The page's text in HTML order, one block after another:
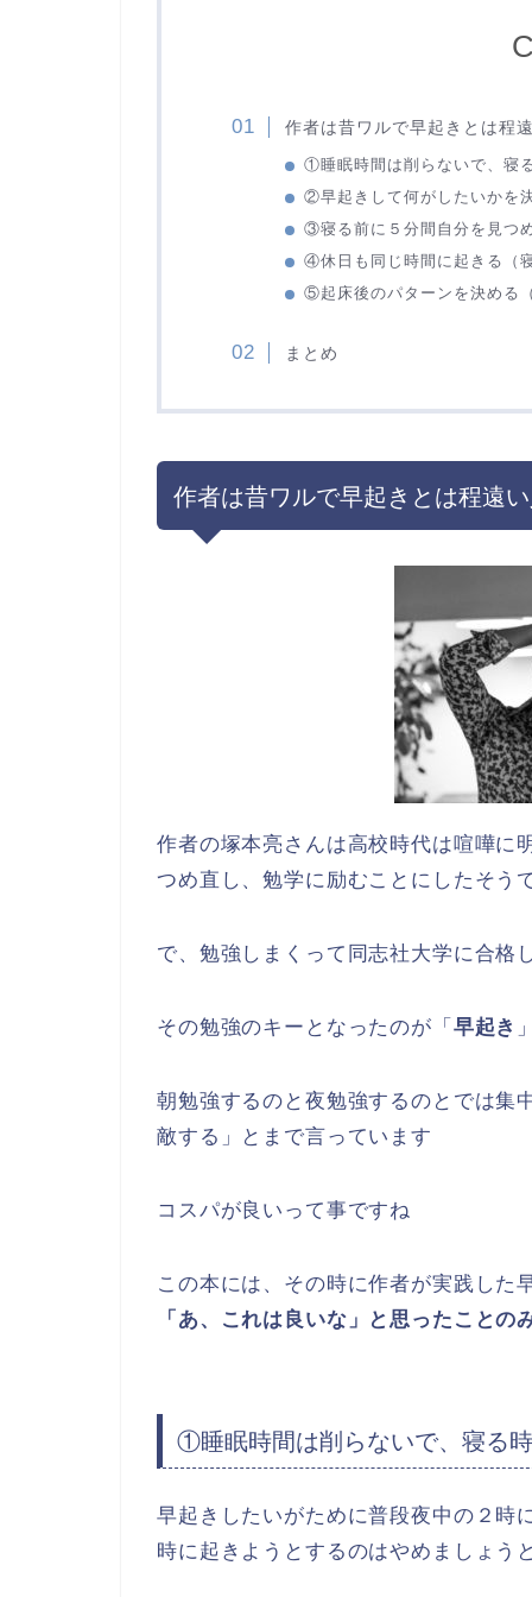
作者は昔ワルで早起きとは程
①睡眠時間は削らないで、寝
②早起きして何がしたいかを
③寝る前に５分間自分を見つ
④休日も同じ時間に起きる（
⑤起床後のパターンを決める
まとめ
作者は昔ワルで早起きとは程遠
作者の塚本亮さんは高校時代は喧嘩に
つめ直し、勉学に励むことにしたそう
で、勉強しまくって同志社大学に合格
その勉強のキーとなったのが「 早起き
朝勉強するのと夜勉強するのとでは集
敵する」とまで言っています
コスパが良いって事ですね
この本には、その時に作者が実践した
「あ、これは良いな」と思ったことの
①睡眠時間は削らないで、寝る
早起きしたいがために普段夜中の２時
時に起きようとするのはやめましょう